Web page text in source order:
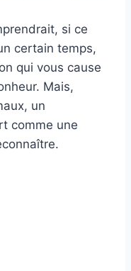
si ce
certain temps,
qui vous cause
Mais,
un
comme une